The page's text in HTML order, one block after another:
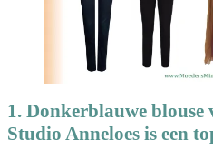
1. Donkerblauwe blouse
Studio Anneloes is een